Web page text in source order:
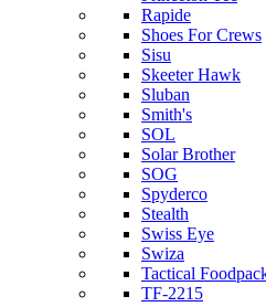
Rapide
Shoes For Crews
Sisu
Skeeter Hawk
Sluban
Smith's
SOL
Solar Brother
SOG
Spyderco
Stealth
Swiss Eye
Swiza
Tactical
TF-2215